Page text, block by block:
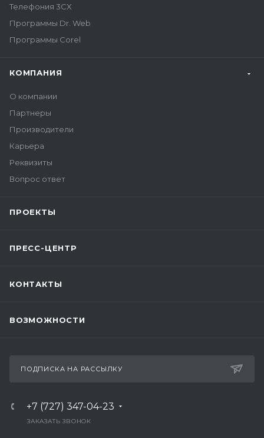
Телефония 3CX
Программы Dr. Web
Программы Corel
КОМПАНИЯ
О компании
Партнеры
Производители
Карьера
Реквизиты
Вопрос ответ
ПРОЕКТЫ
ПРЕСС-ЦЕНТР
КОНТАКТЫ
ВОЗМОЖНОСТИ
ПОДПИСКА НА РАССЫЛКУ
+7 (727) 347-04-23
ЗАКАЗАТЬ ЗВОНОК